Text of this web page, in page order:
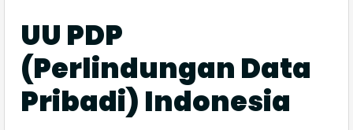
UU PDP
(Perlindungan Data
Pribadi) Indonesia